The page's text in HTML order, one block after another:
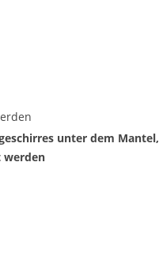
unter dem Mantel,
werden